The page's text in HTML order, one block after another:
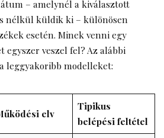
– amelynél a kiválasztott
nélkül küldik ki – különösen
esetén. Minek venni egy
veszel fel? Az alábbi
leggyakoribb modelleket:
elv
Tipikus
belépési feltétel